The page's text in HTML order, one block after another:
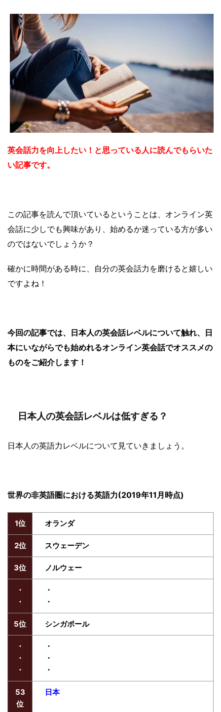
英会話力を向上したい！と思っている人に読んでもらいた
い記事です。
この記事を読んで頂いているということは、オンライン英
会話に少しでも興味があり、始めるか迷っている方が多い
のではないでしょうか？
確かに時間がある時に、自分の英会話力を磨けると嬉しい
ですよね！
今回の記事では、日本人の英会話レベルについて触れ、日
本にいながらでも始めれるオンライン英会話でオススメの
ものをご紹介します！
日本人の英会話レベルは低すぎる？
日本人の英語力レベルについて見ていきましょう。
世界の非英語圏における英語力(2019年11月時点)
1位 オランダ
2位 スウェーデン
3位 ノルウェー
・
・
・
・
5位 シンガポール
・
・
・
・
・
・
53
位
日本